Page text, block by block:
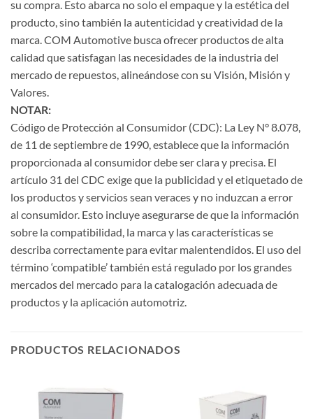
su compra. Esto abarca no solo el empaque y la estética del
producto, sino también la autenticidad y creatividad de la
marca. COM Automotive busca ofrecer productos de alta
calidad que satisfagan las necesidades de la industria del
mercado de repuestos, alineándose con su Visión, Misión y
Valores.
NOTAR:
Código de Protección al Consumidor (CDC): La Ley N° 8.078,
de 11 de septiembre de 1990, establece que la información
proporcionada al consumidor debe ser clara y precisa. El
artículo 31 del CDC exige que la publicidad y el etiquetado de
los productos y servicios sean veraces y no induzcan a error
al consumidor. Esto incluye asegurarse de que la información
sobre la compatibilidad, la marca y las características se
describa correctamente para evitar malentendidos. El uso del
término ‘compatible’ también está regulado por los grandes
mercados del mercado para la catalogación adecuada de
productos y la aplicación automotriz.
PRODUCTOS RELACIONADOS